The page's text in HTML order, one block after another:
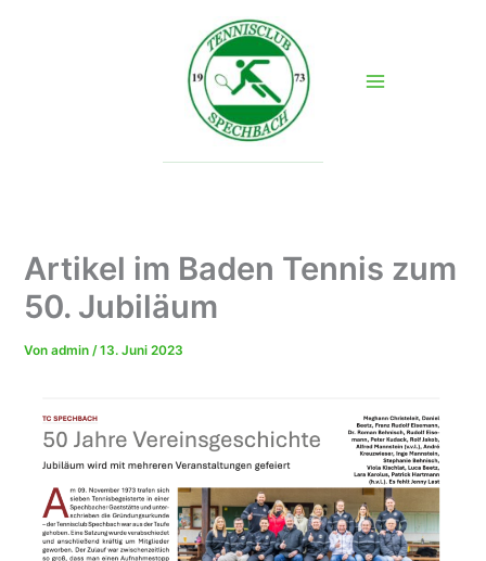
Artikel im Baden Tennis zum
50. Jubiläum
Vonadmin/13. Juni 2023